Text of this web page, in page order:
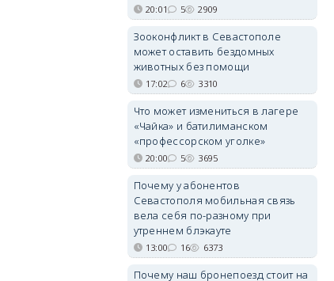
20:01 5 2909
Зооконфликт в Севастополе
может оставить бездомных
животных без помощи
17:02 6 3310
Что может измениться в лагере
«Чайка» и батилиманском
«профессорском уголке»
20:00 5 3695
Почему у абонентов
Севастополя мобильная связь
вела себя по-разному при
утреннем блэкауте
13:00 16 6373
Почему наш бронепоезд стоит на